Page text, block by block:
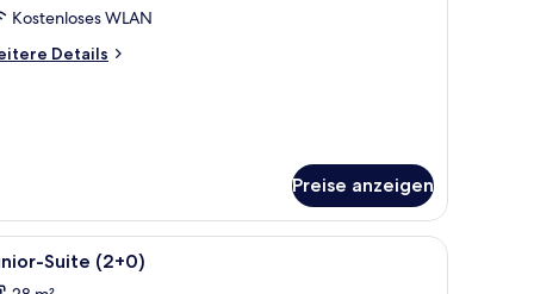
Kostenloses WLAN
Details
Preise anzeigen
großen Fenster.im Freien und Gebäuden im Hintergrund.
Ein modernes Wohnzimmer mit
14 Suite (2+0)